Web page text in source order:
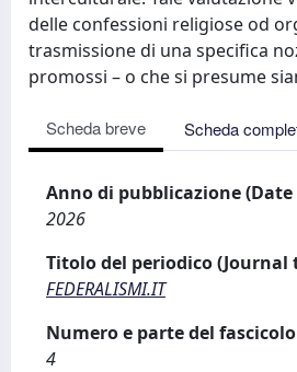
delle confessioni religiose od
trasmissione di una specifica
promossi – o che si presume
Scheda breve Scheda
Anno di pubblicazione
2026
Titolo del periodico (Journal
FEDERALISMI.IT
Numero e parte del
4